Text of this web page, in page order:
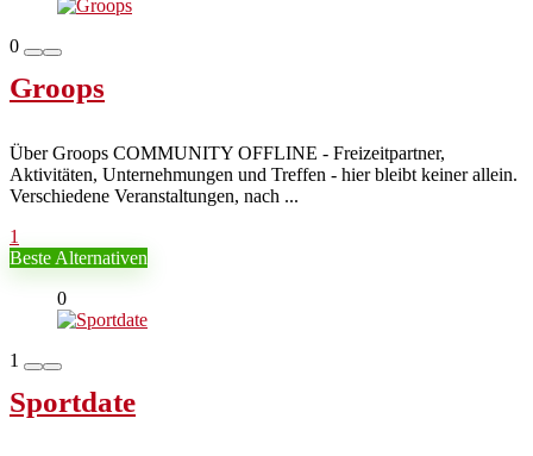
0
Groops
Über Groops COMMUNITY OFFLINE - Freizeitpartner,
Aktivitäten, Unternehmungen und Treffen - hier bleibt keiner allein.
Verschiedene Veranstaltungen, nach ...
1
Beste Alternativen
0
1
Sportdate